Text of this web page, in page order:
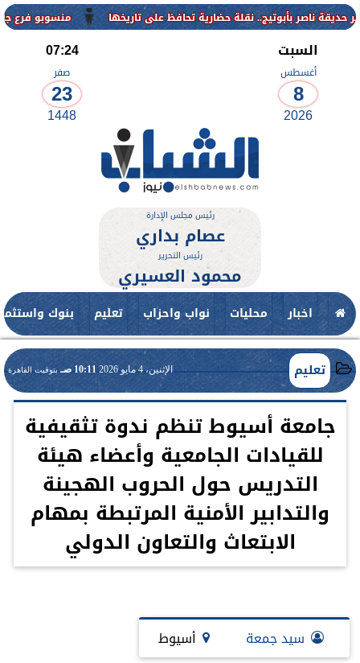
منسوبو فرع جامعة الأزهر
السبت
أغسطس
8
2026
07:24
صفر
23
1448
رئيس مجلس الإدارة
عصام بداري
رئيس التحرير
محمود العسيري
اخبار محليات نواب واحزاب تعليم بنوك
تعليم الإثنين، 4 مايو 2026 10:11 صـ بتوقيت القاهرة
جامعة أسيوط تنظم ندوة تثقيفية
للقيادات الجامعية وأعضاء هيئة
التدريس حول الحروب الهجينة
والتدابير الأمنية المرتبطة بمهام
الابتعاث والتعاون الدولي
سيد جمعة أسيوط